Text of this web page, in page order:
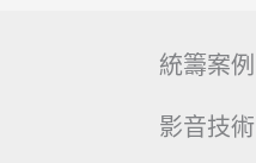
統籌案例
影音技術